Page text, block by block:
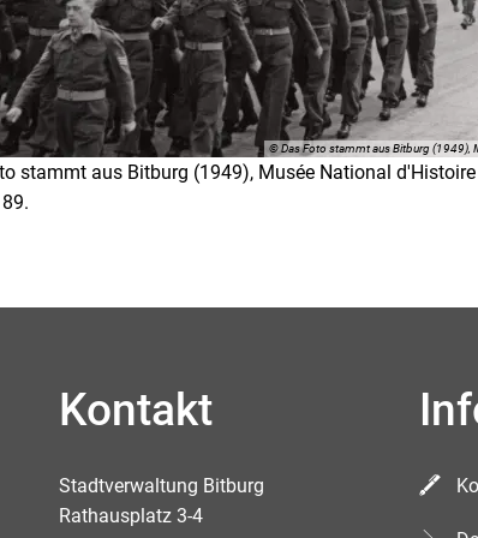
© Das Foto stammt aus Bitburg (1949),
stammt aus Bitburg (1949), Musée National
Kontakt
Stadtverwaltung Bitburg
Rathausplatz 3-4